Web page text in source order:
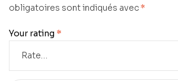
obligatoires sont indiqués avec*
Your rating *